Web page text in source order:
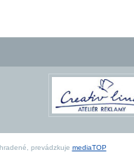
prevádzkuje mediaTOP